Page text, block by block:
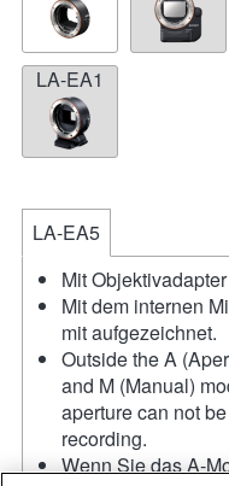
LA-EA1
LA-EA5
Mit
Mit dem internen
mit aufgezeichnet.
Outside the A
and M (Manual)
aperture can not
recording.
Wenn Sie das A-